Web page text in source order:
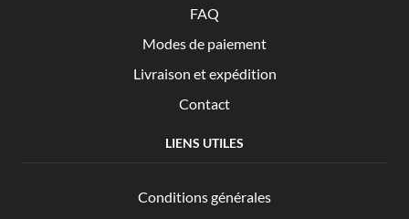
FAQ
Modes de paiement
Livraison et expédition
Contact
LIENS UTILES
Conditions générales